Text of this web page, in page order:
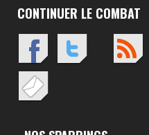
CONTINUER LE COMBAT